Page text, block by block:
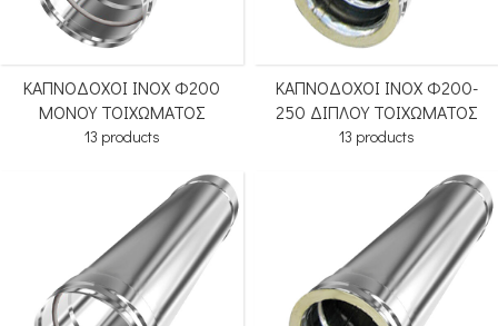
ΚΑΠΝΟΔΟΧΟΙ ΙΝΟΧ Φ200
ΜΟΝΟΥ ΤΟΙΧΩΜΑΤΟΣ
13 products
ΚΑΠΝΟΔΟΧΟΙ ΙΝΟΧ Φ200-
250 ΔΙΠΛΟΥ ΤΟΙΧΩΜΑΤΟΣ
13 products